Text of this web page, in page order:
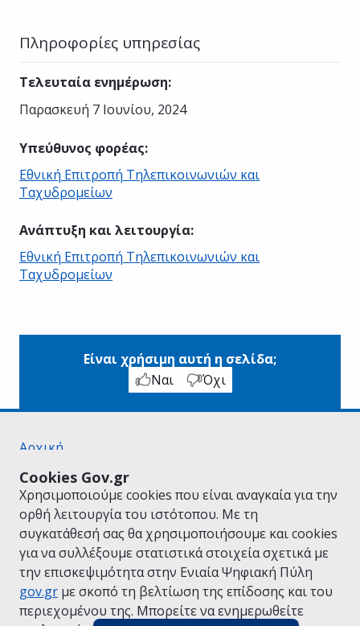
Cookies Gov.gr
Χρησιμοποιούμε cookies που είναι αναγκαία για την
ορθή λειτουργία του ιστότοπου. Με τη
συγκατάθεσή σας θα χρησιμοποιήσουμε και cookies
για να συλλέξουμε στατιστικά στοιχεία σχετικά με
την επισκεψιμότητα στην Ενιαία Ψηφιακή Πύλη
gov.gr με σκοπό τη βελτίωση της επίδοσης και του
περιεχομένου της. Μπορείτε να ενημερωθείτε
Πληροφορίες υπηρεσίας
Τελευταία ενημέρωση:
Παρασκευή 7 Ιουνίου, 2024
Υπεύθυνος φορέας:
Εθνική Επιτροπή Τηλεπικοινωνιών και
Ταχυδρομείων
Ανάπτυξη και λειτουργία:
Εθνική Επιτροπή Τηλεπικοινωνιών και
Ταχυδρομείων
Είναι χρήσιμη αυτή η σελίδα;
Ναι
Όχι
Αρχική
Όροι Χρήσης
Πολιτική Απορρήτου
Δήλωση προσβασιμότητας
Πολιτική cookies
Προτάσεις για το gov.gr
Υλοποίηση από το Υπουργείο Ψηφιακής
Διακυβέρνησης
Ελληνικά |Αγγλικά